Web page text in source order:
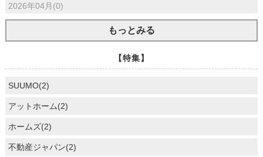
2026年04月(0)
もっとみる
【特集】
SUUMO(2)
アットホーム(2)
ホームズ(2)
不動産ジャパン(2)